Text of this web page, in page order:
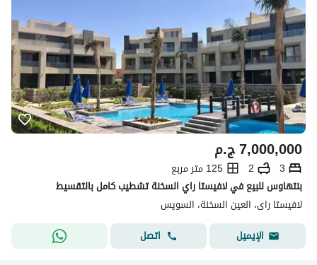
ج.م7,000,000
3
2
125 متر مربع
بنتهاوس للبيع في لافيستا راي السخنة تشطيب كامل بالتقسيط
لافيستا راى، العين السخنة، السويس
الإيميل
اتصل